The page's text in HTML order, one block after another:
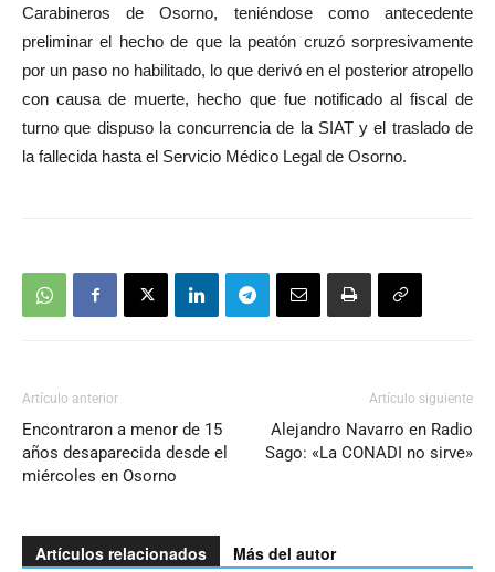
Carabineros de Osorno, teniéndose como antecedente
preliminar el hecho de que la peatón cruzó sorpresivamente
por un paso no habilitado, lo que derivó en el posterior atropello
con causa de muerte, hecho que fue notificado al fiscal de
turno que dispuso la concurrencia de la SIAT y el traslado de
la fallecida hasta el Servicio Médico Legal de Osorno.
Artículo anterior
Encontraron a menor de 15
años desaparecida desde el
miércoles en Osorno
Artículo siguiente
Alejandro Navarro en Radio
Sago: «La CONADI no sirve»
Artículos relacionados Más del autor